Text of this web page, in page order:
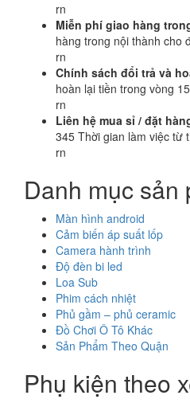
rn
Miễn phí giao hàng
hàng trong nội thành cho
rn
Chính sách đổi trả và
hoàn lại tiền trong vòng
rn
Liên hệ mua sỉ / đặt
345 Thời gian làm việc từ
rn
Danh mục sản
Màn hình android
Cảm biến áp suất lốp
Camera hành trình
Độ đèn bi led
Loa Sub
Phim cách nhiệt
Phủ gầm – phủ ceramic
Đồ Chơi Ô Tô Khác
Sản Phẩm Theo Quận
Phụ kiện theo